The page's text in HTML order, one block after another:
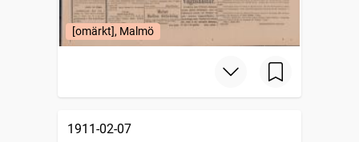
[omärkt], Malmö
1911-02-07